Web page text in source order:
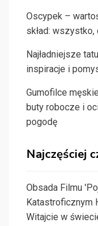
Oscypek –
skład:
Najładniejsze
inspiracje i
Gumofilce
buty robocze i
pogodę
Najczęściej
Obsada Filmu
Katastroficznym
Witajcie w